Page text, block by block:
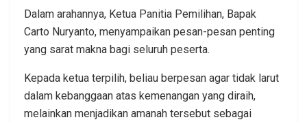
Dalam arahannya, Ketua Panitia Pemilihan, Bapak
Carto Nuryanto, menyampaikan pesan-pesan penting
yang sarat makna bagi seluruh peserta.
Kepada ketua terpilih, beliau berpesan agar tidak larut
dalam kebanggaan atas kemenangan yang diraih,
melainkan menjadikan amanah tersebut sebagai